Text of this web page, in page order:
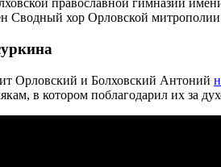
православной гимназии
Сводный хор Орловской
Орловский и Болховский Антоний
в котором поблагодарил их за